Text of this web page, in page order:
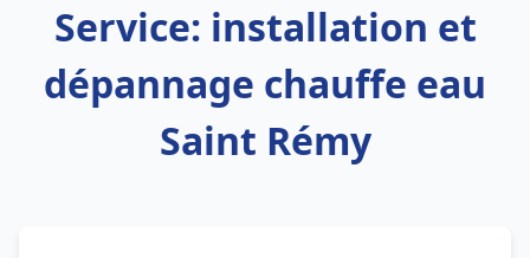
Service: installation et
dépannage chauffe eau
Saint Rémy